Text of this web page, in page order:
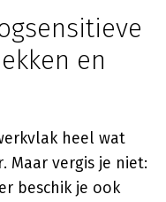
en
heel wat
Maar vergis je niet:
beschik je ook